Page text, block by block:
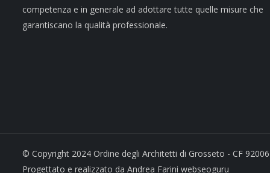
competenza e in generale ad adottare tutte quelle misure che
garantiscano la qualità professionale.
© Copyright 2024 Ordine degli Architetti di Grosseto - CF
Progettato e realizzato da Andrea Farini webseoguru